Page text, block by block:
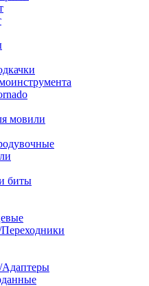
мовили
биты
Адаптеры